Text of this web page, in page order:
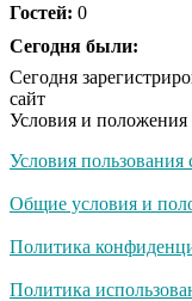
Гостей: 0
Сегодня были:
Сегодня
сайт
Условия и положения
Условия пользования
Общие условия и
Политика
Политика